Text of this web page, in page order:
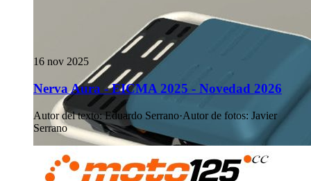
16 nov 2025
Nerva Aura - EICMA 2025 - Novedad 2026
Autor del texto: Eduardo Serrano·Autor de fotos: Javier
Serrano